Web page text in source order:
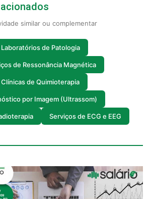
similar ou complementar
Laboratórios de Patologia
de Ressonância Magnética
Clínicas de Quimioterapia
por Imagem (Ultrassom)
Serviços de ECG e EEG